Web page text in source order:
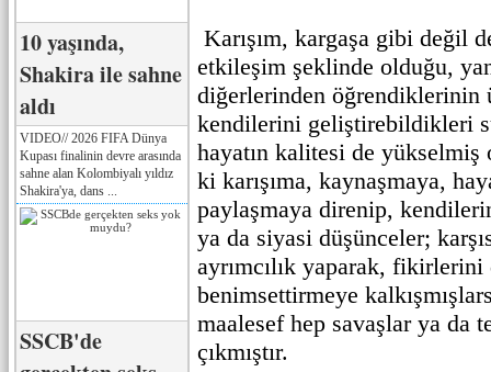
10 yaşında,
Shakira ile sahne
aldı
VIDEO// 2026 FIFA Dünya
Kupası finalinin devre arasında
sahne alan Kolombiyalı yıldız
Shakira'ya, dans ...
SSCB'de
Karışım, kargaşa gibi değil
etkileşim şeklinde olduğu,
diğerlerinden öğrendiklerinin
kendilerini geliştirebildikleri
hayatın kalitesi de yükselmiş
ki karışıma, kaynaşmaya,
paylaşmaya direnip,
ya da siyasi düşünceler;
ayrımcılık yaparak, fikirlerini
benimsettirmeye
maalesef hep savaşlar ya da
çıkmıştır.